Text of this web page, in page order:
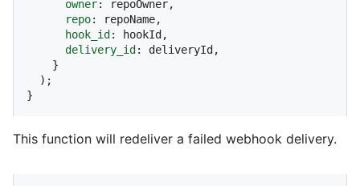
owner: repoOwner,
repo: repoName,
hook_id : hookId,
delivery_id : deliveryId,
}
This function will redeliver a failed webhook delivery.